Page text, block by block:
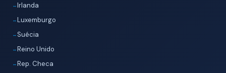
Irlanda
Luxemburgo
Suécia
Reino Unido
Rep. Checa